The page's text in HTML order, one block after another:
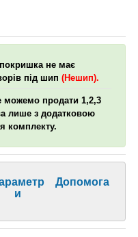
не має
під шип (Нешип).
можемо продати 1,2,3
лише з додатковою
комплекту.
и
Допомога